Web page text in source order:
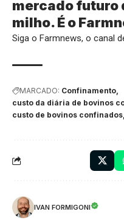
mercado futuro
milho. É o
Siga o Farmnews, o canal
MARCADO: Confinamento
custo da diária de bovinos
custo de bovinos confinados
IVAN FORMIGONI